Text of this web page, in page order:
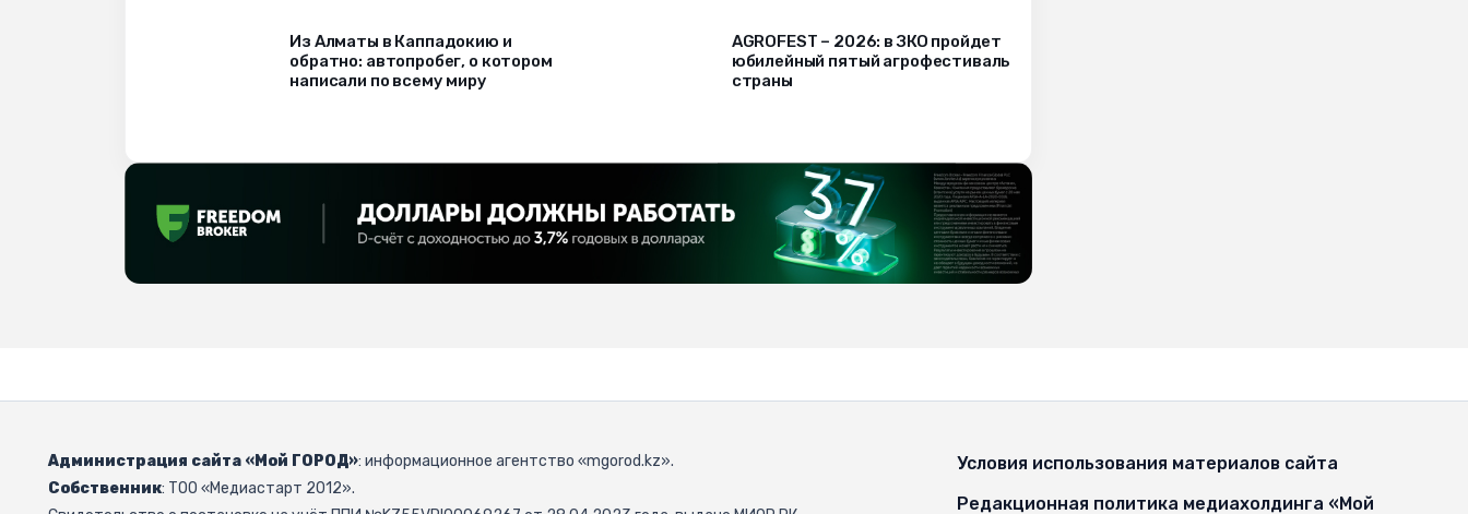
Из Алматы в Каппадокию и
обратно: автопробег, о котором
написали по всему миру
AGROFEST – 2026: в ЗКО пройдет
юбилейный пятый агрофестиваль
страны
Администрация сайта «Мой ГОРОД»: информационное агентство «mgorod.kz».
Собственник: ТОО «Медиастарт 2012».
Условия использования материалов сайта
Редакционная политика медиахолдинга «Мой